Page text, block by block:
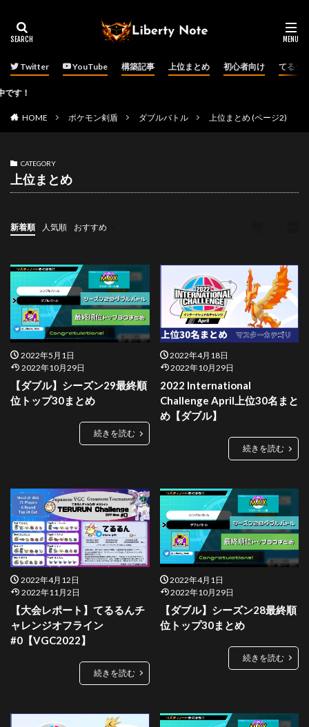
Twitter YouTube 構築記事 上位まとめ 初心者向け てるチ
HOME ポケモン剣盾 ダブルバトル 上位まとめ (ページ2)
CATEGORY
上位まとめ
新着順 人気順 おすすめ
2022年5月1日
2022年10月29日
【ダブル】シーズン29最終順
位トップ30まとめ
続きを読む
2022年4月18日
2022年10月29日
2022 International
Challenge April上位30名まと
め【ダブル】
続きを読む
2022年4月12日
2022年11月2日
【大会レポート】てるるんチ
ャレンジオフライン
#0【VGC2022】
続きを読む
2022年4月1日
2022年10月29日
【ダブル】シーズン28最終順
位トップ30まとめ
続きを読む